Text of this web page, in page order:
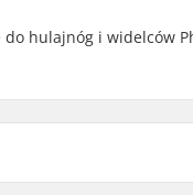
hulajnóg i widelców